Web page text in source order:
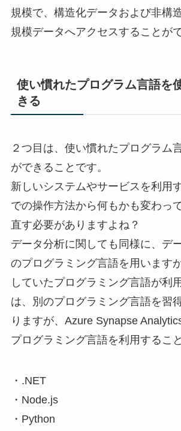
規模で、構造化データおよび非構
規模データへアクセスすることが
使い慣れたプログラム言語を
きる
２つ目は、使い慣れたプログラム
ができることです。
新しいシステムやサービスを利用
での操作方法から何もかも変わっ
直す必要がありますよね？
データ分析に関しても同様に、デ
のプログラミング言語を用います
していたプログラミング言語が利
は、別のプログラミング言語を習
りますが、Azure Synapse
プログラミング言語を利用するこ
・.NET
・Node.js
・Python